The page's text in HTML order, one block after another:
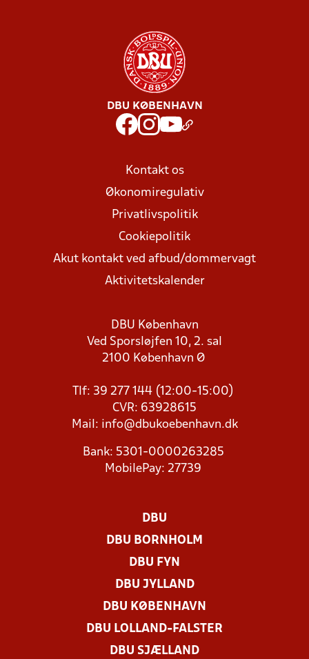
DBU KØBENHAVN
Kontakt os
Økonomiregulativ
Privatlivspolitik
Cookiepolitik
Akut kontakt ved afbud/dommervagt
Aktivitetskalender
DBU København
Ved Sporsløjfen 10, 2. sal
2100 København Ø
Tlf: 39 277 144 (12:00-15:00)
CVR: 63928615
Mail: info@dbukoebenhavn.dk
Bank: 5301-0000263285
MobilePay: 27739
DBU
DBU BORNHOLM
DBU FYN
DBU JYLLAND
DBU KØBENHAVN
DBU LOLLAND-FALSTER
DBU SJÆLLAND